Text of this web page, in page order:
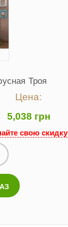
Троя
Цена:
5,038 грн
свою скидку